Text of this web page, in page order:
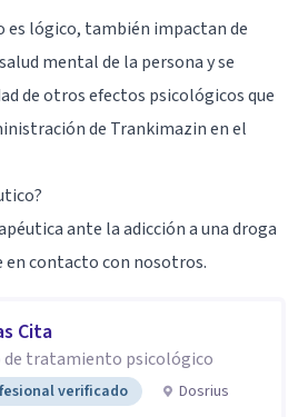
es lógico, también impactan de
mental de la persona y se
de otros efectos psicológicos que
de Trankimazin en el
ante la adicción a una droga
contacto con nosotros.
Cita
de tratamiento psicológico
verificado
Dosrius